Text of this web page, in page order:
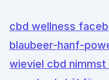
cbd wellness
blaubeer-hanf-
wieviel cbd nimmst